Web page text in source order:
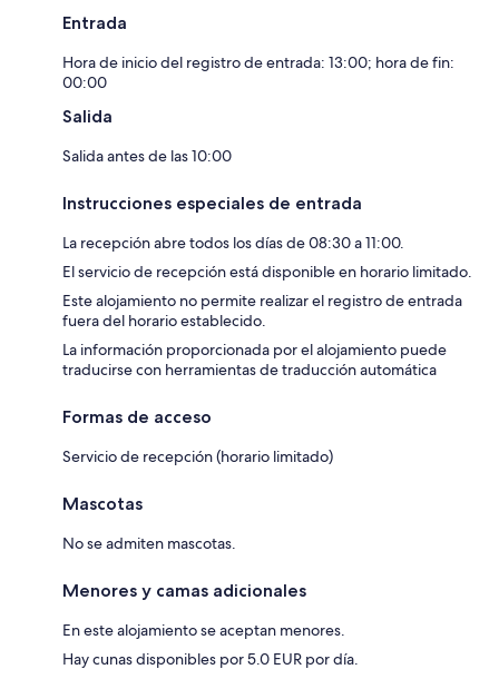
Entrada
Hora de inicio del registro de entrada: 13:00; hora de fin:
00:00
Salida
Salida antes de las 10:00
Instrucciones especiales de entrada
La recepción abre todos los días de 08:30 a 11:00.
El servicio de recepción está disponible en horario limitado.
Este alojamiento no permite realizar el registro de entrada
fuera del horario establecido.
La información proporcionada por el alojamiento puede
traducirse con herramientas de traducción automática
Formas de acceso
Servicio de recepción (horario limitado)
Mascotas
No se admiten mascotas.
Menores y camas adicionales
En este alojamiento se aceptan menores.
Hay cunas disponibles por 5.0 EUR por día.